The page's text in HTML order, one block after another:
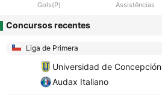
Gols(P) Assistências
Concursos recentes
Liga de Primera
Universidad de Concepción
Audax Italiano